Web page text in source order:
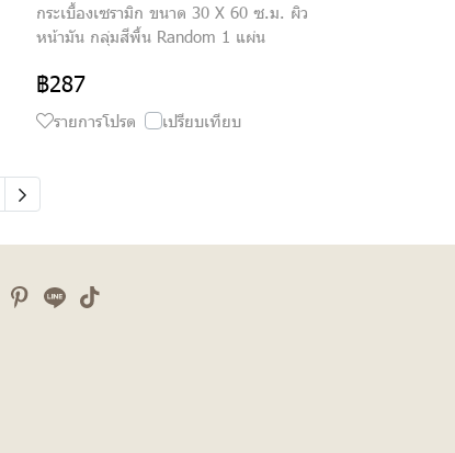
กระเบื้องเซรามิก ขนาด 30 X 60 ซ.ม. ผิว
หน้ามัน กลุ่มสีพื้น Random 1 แผ่น
฿287
รายการโปรด เปรียบเทียบ